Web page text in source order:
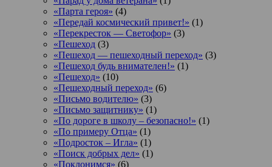
«Парта героя» (4)
«Передай космический привет!» (1)
«Перекресток — Светофор» (3)
«Пешеход (3)
«Пешеход — пешеходный переход» (3)
«Пешеход будь внимателен!» (1)
«Пешеход» (10)
«Пешеходный переход» (6)
«Письмо водителю» (3)
«Письмо защитнику» (1)
«По дороге в школу – безопасно!» (1)
«По примеру Отца» (1)
«Подросток ‒ Игла» (1)
«Поиск добрых дел» (1)
«Поклонимся» (6)